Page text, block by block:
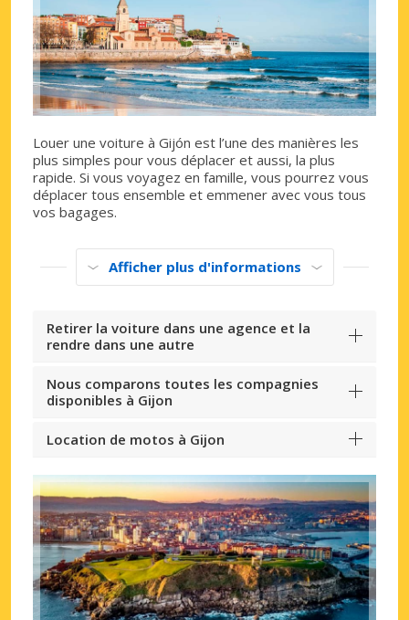
Louer une voiture à Gijón est l’une des manières les
plus simples pour vous déplacer et aussi, la plus
rapide. Si vous voyagez en famille, vous pourrez vous
déplacer tous ensemble et emmener avec vous tous
vos bagages.
Afficher plus d'informations
Retirer la voiture dans une agence et la
rendre dans une autre
Nous comparons toutes les compagnies
disponibles à Gijon
Location de motos à Gijon